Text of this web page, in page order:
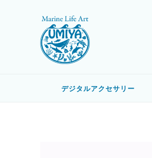
デジタルアクセサリー